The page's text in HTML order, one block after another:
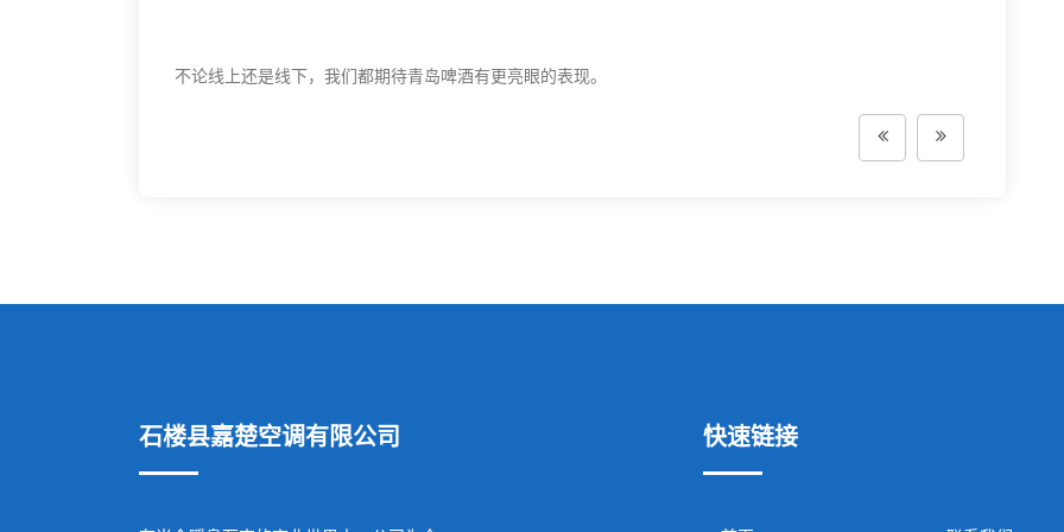
不论线上还是线下，我们都期待青岛啤酒有更亮眼的表现。
石楼县嘉楚空调有限公司 快速链接